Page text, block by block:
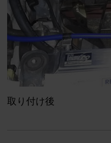
取り付け後